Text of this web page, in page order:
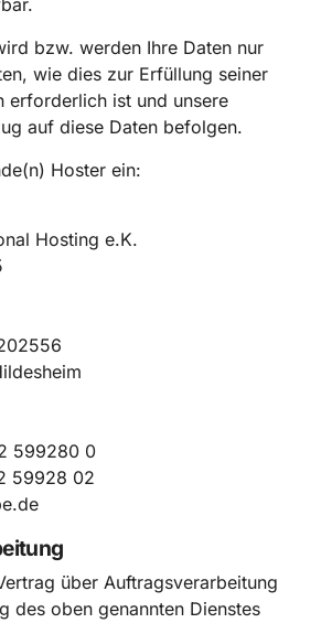
bzw. werden Ihre Daten nur
wie dies zur Erfüllung seiner
erforderlich ist und unsere
auf diese Daten befolgen.
Hoster ein:
Hosting e.K.
599280 0
59928 02
über Auftragsverarbeitung
des oben genannten Dienstes